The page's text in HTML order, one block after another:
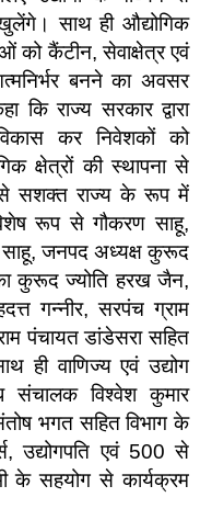
साथ ही औद्योगिक
को कैंटीन, सेवाक्षेत्र एवं
बनने का अवसर
कि राज्य सरकार द्वारा
कर निवेशकों को
क्षेत्रों की स्थापना से
से सशक्त राज्य के रूप में
रूप से गौकरण साहू,
साहू, जनपद अध्यक्ष कुरूद
कुरूद ज्योति हरख जैन,
गन्नीर, सरपंच ग्राम
पंचायत डांडेसरा सहित
ही वाणिज्य एवं उद्योग
संचालक विश्वेश कुमार
भगत सहित विभाग के
उद्योगपति एवं 500 से
के सहयोग से कार्यक्रम